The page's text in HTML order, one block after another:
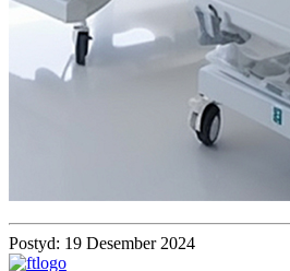
Postyd: 19 Desember 2024